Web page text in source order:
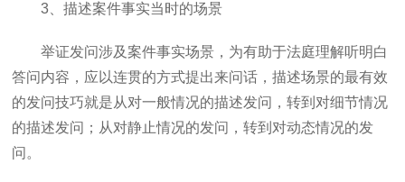
3 、描述案件事实当时的场景
举证发问涉及案件事实场景，为有助于法庭理解听明白
答问内容，应以连贯的方式提出来问话，描述场景的最有效
的发问技巧就是从对一般情况的描述发问，转到对细节情况
的描述发问；从对静止情况的发问，转到对动态情况的发
问。